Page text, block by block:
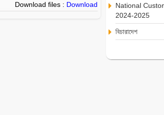
Download files : Download
National
2024-2025
বিচারাদেশ